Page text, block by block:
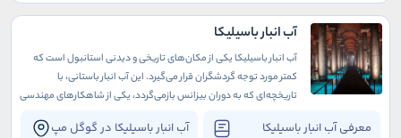
آب انبار باسیلیکا
معرفی آب انبار باسیلیکا آب انبار باسیلیکا در گوگل مپ
آب انبار باسیلیکا یکی از مکان‌های تاریخی و دیدنی استانبول است که
کمتر مورد توجه گردشگران قرار می‌گیرد. این آب انبار باستانی، با
تاریخچه‌ای که به دوران بیزانس بازمی‌گردد، یکی از شاهکارهای مهندسی